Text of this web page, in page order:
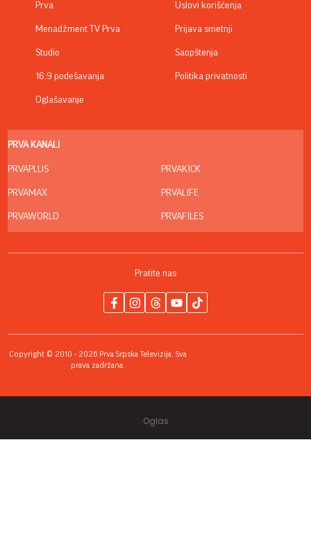
Prva
Menadžment TV Prva
Studio
16:9 podešavanja
Oglašavanje
Uslovi korišćenja
Prijava smetnji
Saopštenja
Politika privatnosti
PRVA KANALI
PRVAPLUS
PRVAMAX
PRVAWORLD
PRVAKICK
PRVALIFE
PRVAFILES
Pratite nas
Copyright © 2010 - 2026 Prva Srpska Televizija. Sva
prava zadržana.